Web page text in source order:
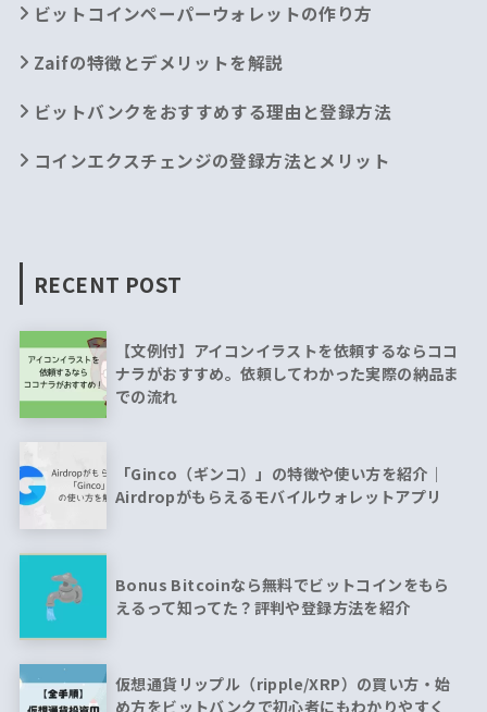
ビットコインペーパーウォレットの作り方
Zaifの特徴とデメリットを解説
ビットバンクをおすすめする理由と登録方法
コインエクスチェンジの登録方法とメリット
RECENT POST
【文例付】アイコンイラストを依頼するならココ
ナラがおすすめ。依頼してわかった実際の納品ま
での流れ
「Ginco（ギンコ）」の特徴や使い方を紹介｜
Airdropがもらえるモバイルウォレットアプリ
Bonus Bitcoinなら無料でビットコインをもら
えるって知ってた？評判や登録方法を紹介
仮想通貨リップル（ripple/XRP）の買い方・始
め方をビットバンクで初心者にもわかりやすく